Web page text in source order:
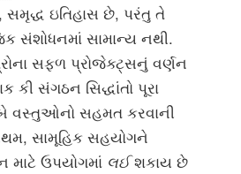
સમૃદ્ધ ઇતિહાસ છે, પરંતુ તે
સંશોધનમાં સામાન્ય નથી.
સફળ પ્રોજેક્ટ્સનું વર્ણન
કી સંગઠન સિદ્ધાંતો પૂરા
વસ્તુઓનો સહમત કરવાની
સામૂહિક સહયોગને
માટે ઉપયોગમાં લઈશકાય છે